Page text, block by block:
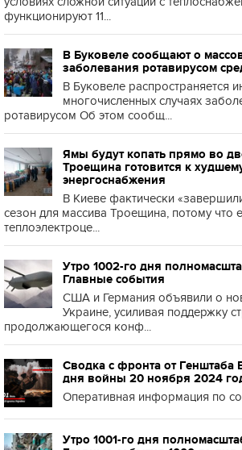
функционируют 11...
В Буковеле сообщают о
заболевания ротавирусом
В Буковеле распространяется
многочисленных случаях
ротавирусом Об этом сообщ...
Ямы будут копать прямо во
Троещина готовится к
энергоснабжения
В Киеве фактически
сезон для массива Троещина, потому что
теплоэлектроце...
Утро 1002-го дня
Главные события
США и Германия объявили о
Украине, усиливая поддержку
продолжающегося конф...
Сводка с фронта от Генштаба
дня войны 20 ноября 2024
Оперативная информация по
Утро 1001-го дня